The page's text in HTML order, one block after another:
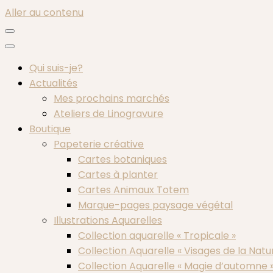
Aller au contenu
Qui suis-je?
Actualités
Mes prochains marchés
Ateliers de Linogravure
Boutique
Papeterie créative
Cartes botaniques
Cartes à planter
Cartes Animaux Totem
Marque-pages paysage végétal
Illustrations Aquarelles
Collection aquarelle « Tropicale »
Collection Aquarelle « Visages de la
Collection Aquarelle « Magie d’automne